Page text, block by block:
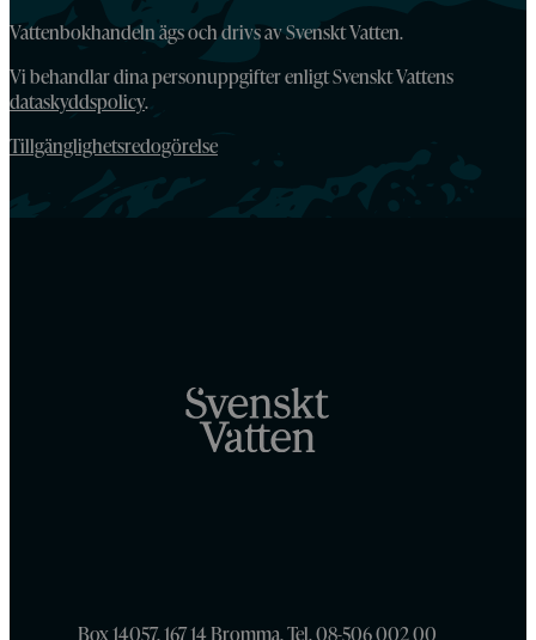
Vattenbokhandeln ägs och drivs av Svenskt Vatten.
Vi behandlar dina personuppgifter enligt Svenskt Vattens
dataskyddspolicy.
Tillgänglighetsredogörelse
Box 14057, 167 14 Bromma, Tel. 08-506 002 00